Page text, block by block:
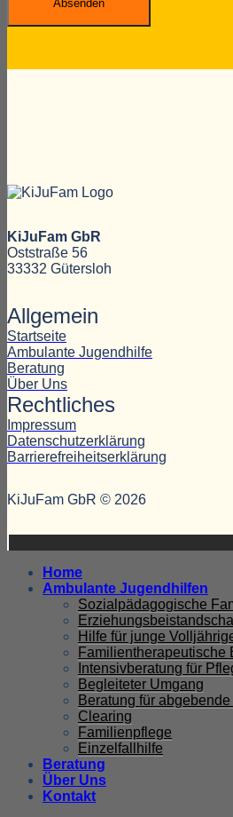
KiJuFam GbR
Oststraße 56
33332 Gütersloh
Allgemein
Startseite
Ambulante Jugendhilfe
Beratung
Über Uns
Rechtliches
Impressum
Datenschutzerklärung
Barrierefreiheitserklärung
KiJuFam GbR © 2026
Home
Ambulante Jugendhilfen
Sozialpädagogische
Hilfe für junge
Familientherapeutische
Intensivberatung für
Begleiteter Umgang
Beratung für
Clearing
Familienpflege
Einzelfallhilfe
Beratung
Über Uns
Kontakt